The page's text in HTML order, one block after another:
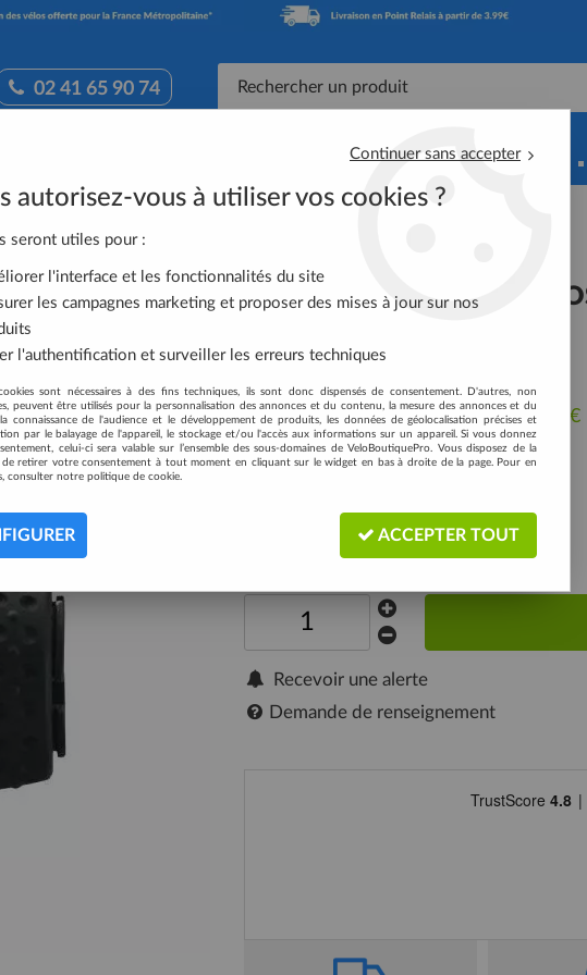
02 41 65 90 74
Équipement Cycliste Nutrition-Soin
Manette Revoshift 3v Noir SL-3S41 Nexus
SHIMANO MANETTE
Soyez le premier à donner votre avis !
13,60 €TTC au lieu de15,80 €
Réf. :ESL3S41EALS
Expédié sous 5/10 jours
Recevoir une alerte
Demande de renseignement
Continuer sans accepter
autorisez-vous à utiliser vos cookies ?
seront utiles pour :
l'interface et les fonctionnalités du site
les campagnes marketing et proposer des mises à jour sur nos
l'authentification et surveiller les erreurs techniques
sont nécessaires à des fins techniques, ils sont donc dispensés de consentement. D'autres, non
peuvent être utilisés pour la personnalisation des annonces et du contenu, la mesure des annonces et du
connaissance de l'audience et le développement de produits, les données de géolocalisation précises et
par le balayage de l'appareil, le stockage et/ou l'accès aux informations sur un appareil. Si vous donnez
celui-ci sera valable sur l’ensemble des sous-domaines de VeloBoutiquePro. Vous disposez de la
de retirer votre consentement à tout moment en cliquant sur le widget en bas à droite de la page. Pour en
consulter notre politique de cookie.
ACCEPTER TOUT